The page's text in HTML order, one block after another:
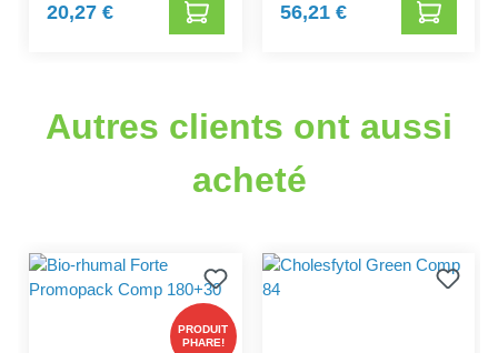
20,27 € 56,21 €
Autres clients ont aussi
acheté
PRODUIT
PHARE!